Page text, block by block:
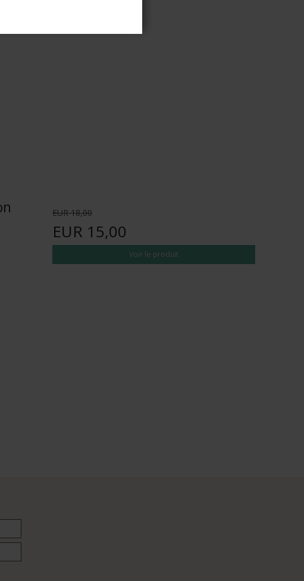
EUR 18,00
EUR 15,00
Voir le produit